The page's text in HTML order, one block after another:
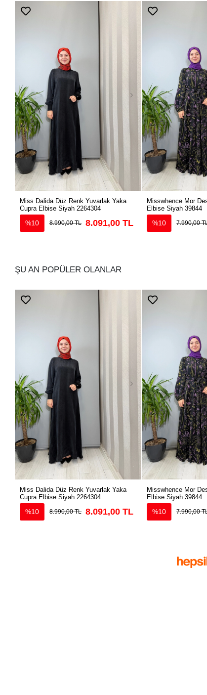
Miss Dalida Düz Renk Yuvarlak Yaka
Cupra Elbise Siyah 2264304
%10 8.990,00 TL 8.091,00 TL
Misswhence Mor
Elbise Siyah 39844
%10 7.990,00
ŞU AN POPÜLER OLANLAR
Miss Dalida Düz Renk Yuvarlak Yaka
Cupra Elbise Siyah 2264304
%10 8.990,00 TL 8.091,00 TL
Misswhence Mor
Elbise Siyah 39844
%10 7.990,00